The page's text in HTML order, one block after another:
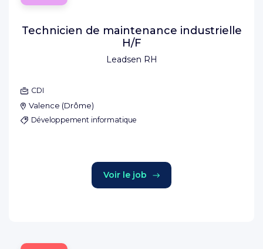
Leadsen RH
Technicien de maintenance industrielle
H/F
CDI
Valence (Drôme)
Développement informatique
Voir le job